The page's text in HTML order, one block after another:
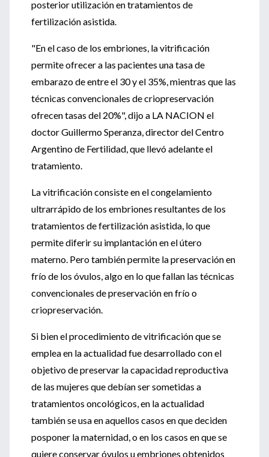
posterior utilización en tratamientos de
fertilización asistida.
"En el caso de los embriones, la vitrificación
permite ofrecer a las pacientes una tasa de
embarazo de entre el 30 y el 35%, mientras que las
técnicas convencionales de criopreservación
ofrecen tasas del 20%", dijo a LA NACION el
doctor Guillermo Speranza, director del Centro
Argentino de Fertilidad, que llevó adelante el
tratamiento.
La vitrificación consiste en el congelamiento
ultrarrápido de los embriones resultantes de los
tratamientos de fertilización asistida, lo que
permite diferir su implantación en el útero
materno. Pero también permite la preservación en
frío de los óvulos, algo en lo que fallan las técnicas
convencionales de preservación en frío o
criopreservación.
Si bien el procedimiento de vitrificación que se
emplea en la actualidad fue desarrollado con el
objetivo de preservar la capacidad reproductiva
de las mujeres que debían ser sometidas a
tratamientos oncológicos, en la actualidad
también se usa en aquellos casos en que deciden
posponer la maternidad, o en los casos en que se
quiere conservar óvulos u embriones obtenidos